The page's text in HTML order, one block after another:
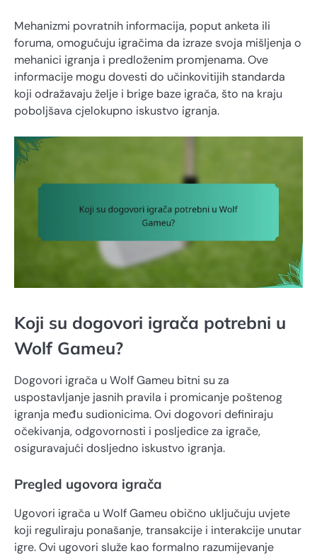
Mehanizmi povratnih informacija, poput anketa ili
foruma, omogućuju igračima da izraze svoja mišljenja o
mehanici igranja i predloženim promjenama. Ove
informacije mogu dovesti do učinkovitijih standarda
koji odražavaju želje i brige baze igrača, što na kraju
poboljšava cjelokupno iskustvo igranja.
Koji su dogovori igrača potrebni u
Wolf Gameu?
Dogovori igrača u Wolf Gameu bitni su za
uspostavljanje jasnih pravila i promicanje poštenog
igranja među sudionicima. Ovi dogovori definiraju
očekivanja, odgovornosti i posljedice za igrače,
osiguravajući dosljedno iskustvo igranja.
Pregled ugovora igrača
Ugovori igrača u Wolf Gameu obično uključuju uvjete
koji reguliraju ponašanje, transakcije i interakcije unutar
igre. Ovi ugovori služe kao formalno razumijevanje